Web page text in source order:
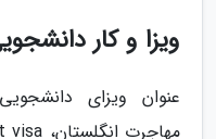
ویزا و کار
عنوان ویزای